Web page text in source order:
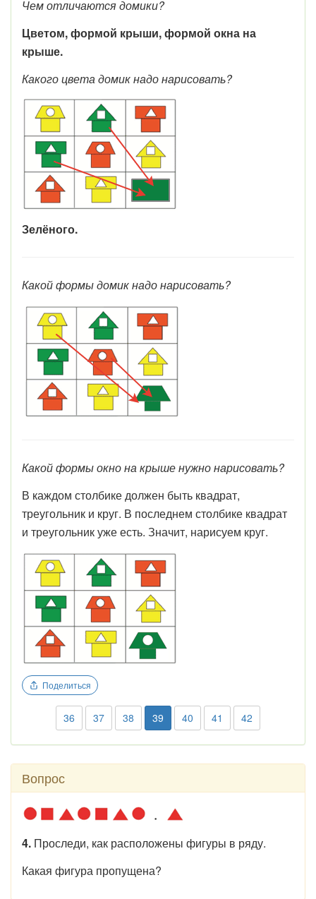
Чем отличаются домики?
Цветом, формой крыши, формой окна на
крыше.
Какого цвета домик надо нарисовать?
Зелёного.
Какой формы домик надо нарисовать?
Какой формы окно на крыше нужно нарисовать?
В каждом столбике должен быть квадрат,
треугольник и круг. В последнем столбике квадрат
и треугольник уже есть. Значит, нарисуем круг.
Поделиться
36 37 38 39 40 41 42
Вопрос
4. Проследи, как расположены фигуры в ряду.
Какая фигура пропущена?